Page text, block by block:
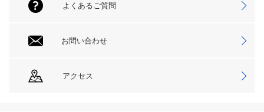
よくあるご質問
お問い合わせ
アクセス